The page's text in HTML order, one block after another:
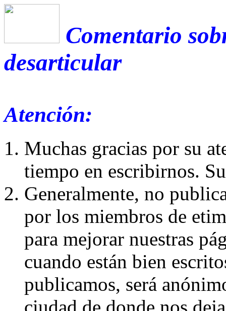
Comentario
desarticular
Atención:
Muchas gracias por su
tiempo en escribirnos.
Generalmente, no
por los miembros de
para mejorar nuestras
cuando están bien
publicamos, será